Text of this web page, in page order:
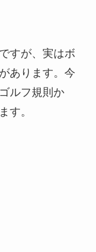
すが、実はボ
あります。今
ルフ規則か
す。